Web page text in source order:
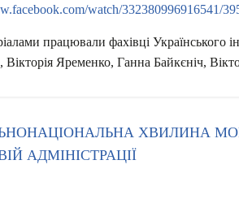
watch/332380996916541/
працювали фахівці Українського
Вікторія Яременко, Ганна Байкєніч,
ХВИЛИНА
АДМІНІСТРАЦІЇ